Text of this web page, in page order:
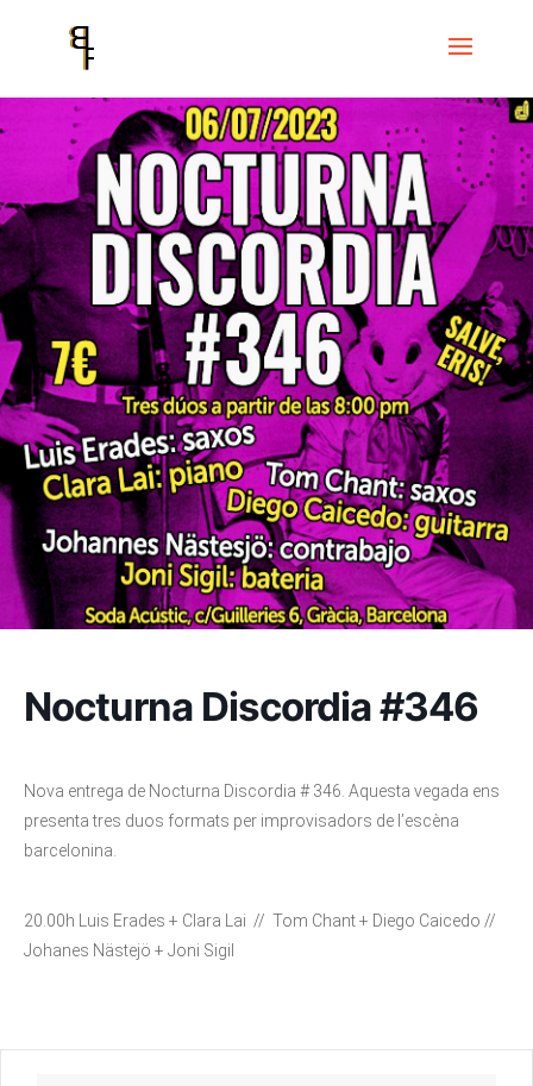
Events Nocturna Discordia #346
Nocturna Discordia #346
Nova entrega de Nocturna Discordia # 346. Aquesta vegada ens
presenta tres duos formats per improvisadors de l’escèna
barcelonina.
20.00h Luis Erades + Clara Lai // Tom Chant + Diego Caicedo //
Johanes Nästejö + Joni Sigil